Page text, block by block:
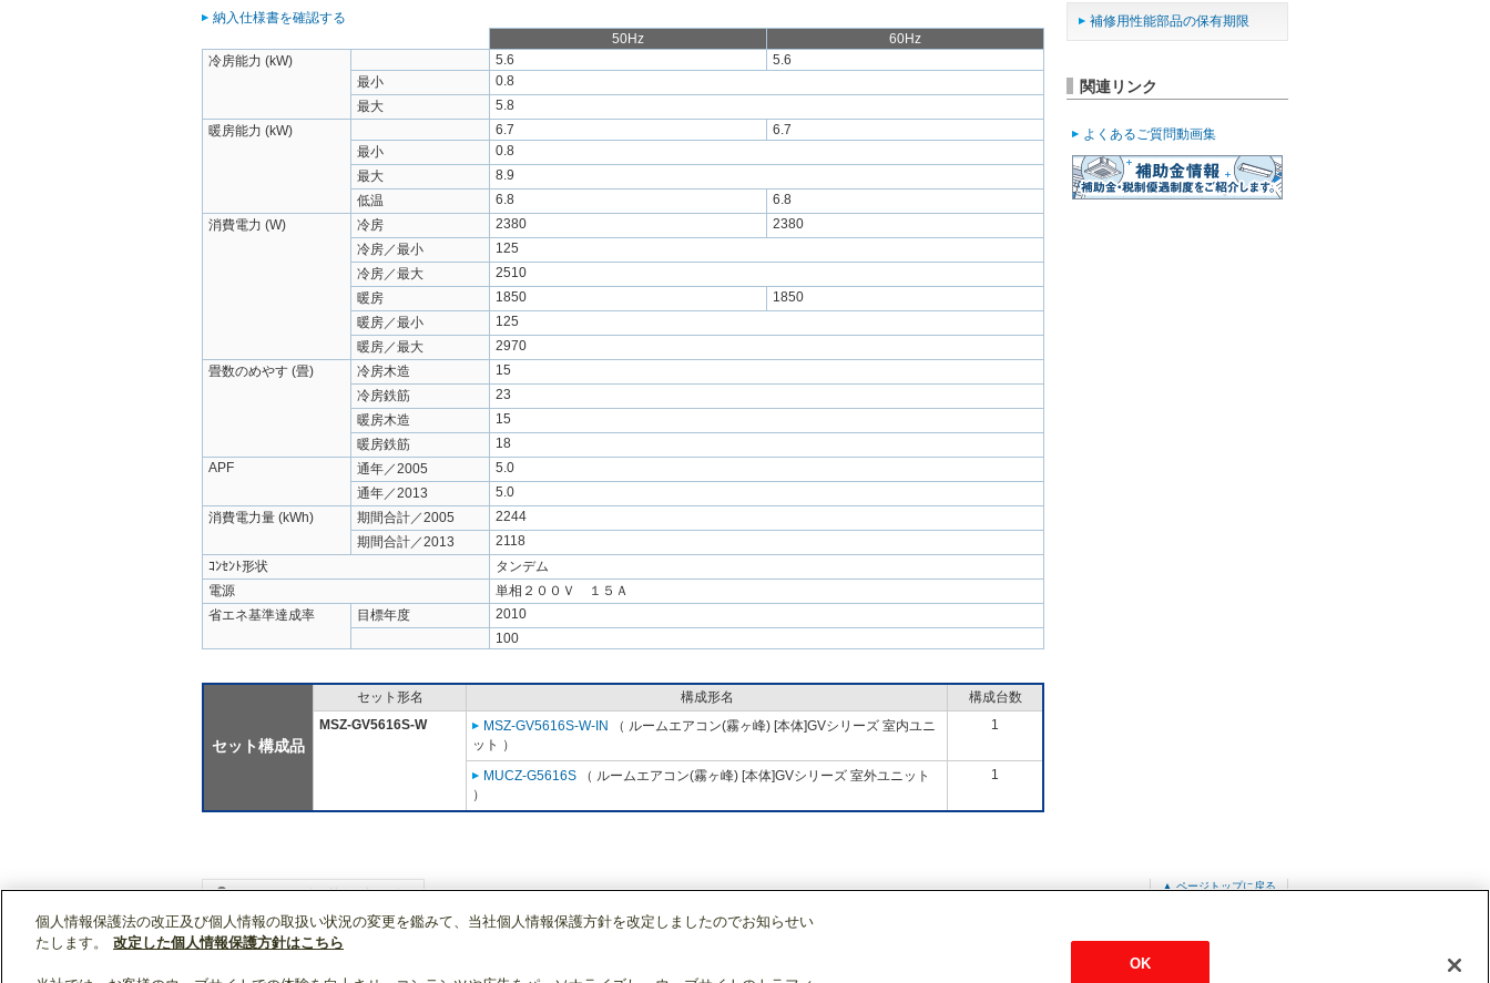
納入仕様書を確認する
50Hz
60Hz
冷房能力 (kW)
5.6
5.6
最小
0.8
最大
5.8
暖房能力 (kW)
6.7
6.7
最小
0.8
最大
8.9
低温
6.8
6.8
消費電力 (W)
冷房 2380
2380
冷房／最小
125
冷房／最大
2510
暖房
1850
1850
暖房／最小
125
暖房／最大
2970
畳数のめやす (畳)
冷房木造
15
冷房鉄筋
23
暖房木造
15
暖房鉄筋
18
APF
通年／2005
5.0
通年／2013
5.0
消費電力量 (kWh)
期間合計／2005
2244
期間合計／2013
2118
ｺﾝｾﾝﾄ形状
タンデム
電源
単相２００Ｖ １５Ａ
省エネ基準達成率
目標年度
2010
100
セット構成品
セット形名 構成形名
構成台数
MSZ-GV5616S-W
MSZ-GV5616S-W-IN
（ ルームエアコン(霧ヶ峰) [本体]GVシリーズ 室内ユニ
ット ）
1
MUCZ-G5616S （ ルームエアコン(霧ヶ峰) [本体]GVシリーズ 室外ユニット
）
1
補修用性能部品の保有期限
関連リンク
よくあるご質問動画集
▲ ページトップに戻る
WIN2Kトップ 製品情報
個人情報保護法の改正及び個人情報の取扱い状況の変更を鑑みて、当社個人情報保護方針を改定しましたのでお知らせい
たします。
改定した個人情報保護方針はこちら
OK